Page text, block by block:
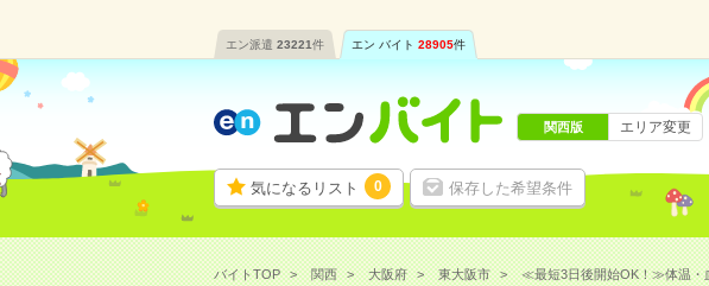
エン派遣 23221件 エン バイト 28905件
気になるリスト 0 保存した希望条件
関西版 エリア変更
バイトTOP 関西 大阪府 東大阪市 ≪最短3日後開始OK！≫体温・